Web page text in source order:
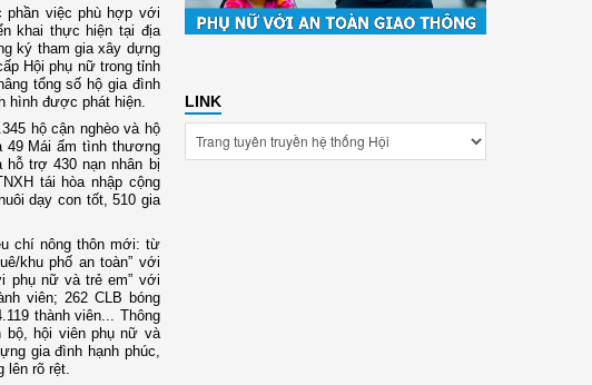
phần việc phù hợp với
khai thực hiện tại địa
ký tham gia xây dựng
Hội phụ nữ trong tỉnh
tổng số hộ gia đình
hình được phát hiện.
hộ cận nghèo và hộ
49 Mái ấm tình thương
trợ 430 nạn nhân bị
tái hòa nhập cộng
dạy con tốt, 510 gia
chí nông thôn mới: từ
khu phố an toàn” với
phụ nữ và trẻ em” với
viên; 262 CLB bóng
thành viên... Thông
bộ, hội viên phụ nữ và
gia đình hạnh phúc,
rõ rệt.
LINK